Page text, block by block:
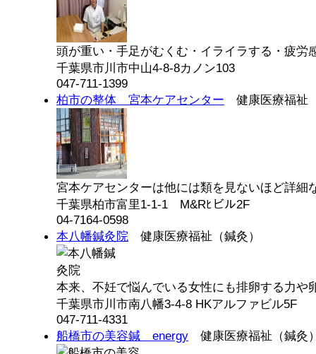
頭が重い・手足がむくむ・イライラする・疲労
千葉県市川市中山4-8-8カノン103
047-711-1399
柏市の整体 宮本ケアセンター 健康医療福祉
宮本ケアセンターは他には類を見ないほど詳細
千葉県柏市富里1-1-1 M&Rﾋビル2F
04-7164-0598
本八幡鍼灸院 健康医療福祉（鍼灸）
本来、不妊で悩んでいる女性にも排卵する力や
千葉県市川市南八幡3-4-8 HKアルファビル5F
047-711-4331
船橋市の美容鍼 energy 健康医療福祉（鍼灸